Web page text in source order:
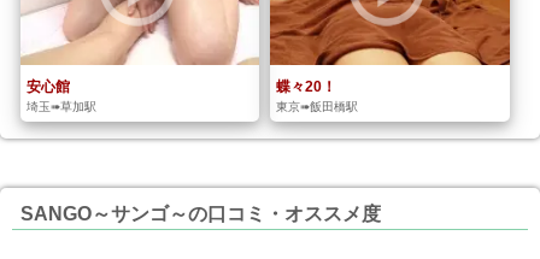
安心館
埼玉➠草加駅
蝶々20！
東京➠飯田橋駅
SANGO～サンゴ～の口コミ・オススメ度